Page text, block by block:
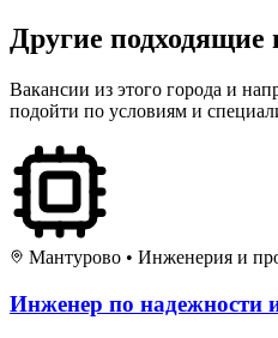
Другие подходящие
Вакансии из этого города и
подойти по условиям и
Мантурово • Инженерия и
Инженер по надежности